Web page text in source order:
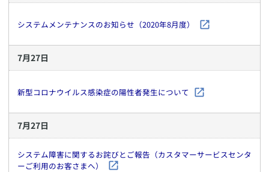
システムメンテナンスのお知らせ（2020年8月度）
7月27日
新型コロナウイルス感染症の陽性者発生について
7月27日
システム障害に関するお詫びとご報告（カスタマーサービスセンタ
ーご利用のお客さまへ）